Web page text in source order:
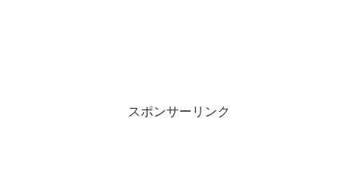
スポンサーリンク